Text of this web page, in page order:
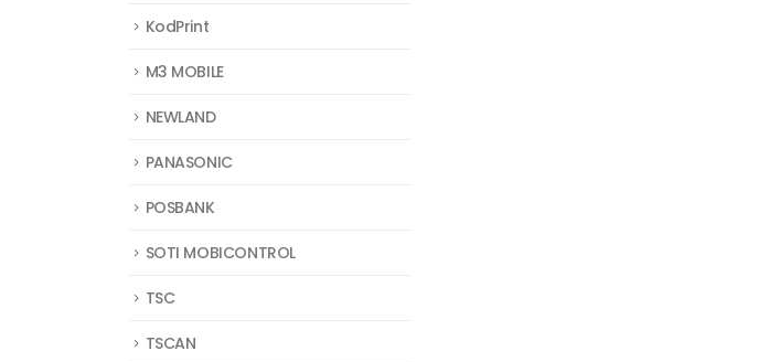
KodPrint
M3 MOBILE
NEWLAND
PANASONIC
POSBANK
SOTI MOBICONTROL
TSC
TSCAN